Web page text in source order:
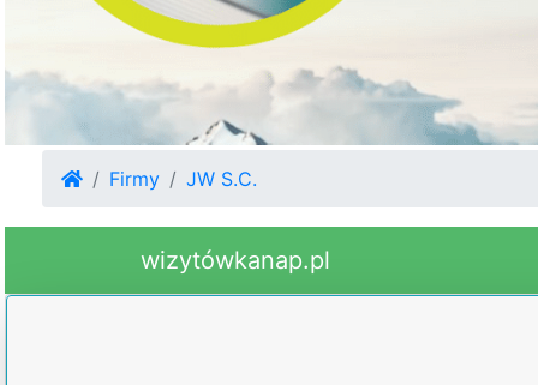
Firmy JW S.C.
wizytówkanap.pl